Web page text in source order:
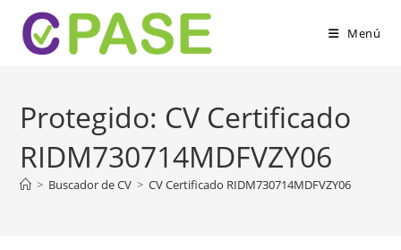
Menú
Protegido: CV Certificado
RIDM730714MDFVZY06
> Buscador de CV > CV Certificado RIDM730714MDFVZY06